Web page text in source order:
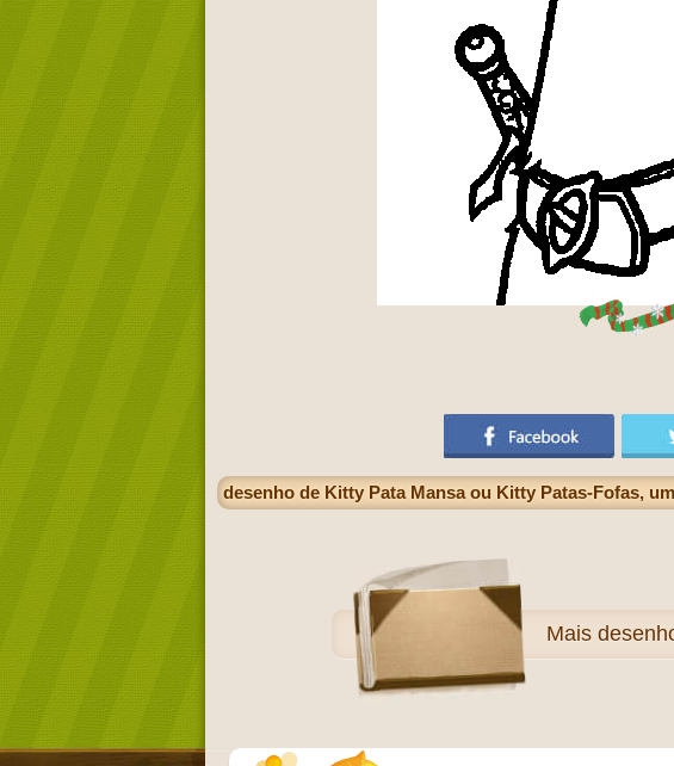
desenho de Kitty Pata Mansa ou Kitty Patas-Fofas,
Mais